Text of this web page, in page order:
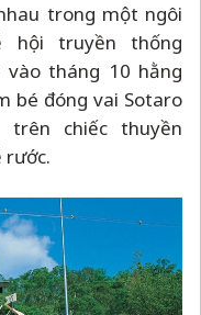
trong một ngôi
hội truyền thống
vào tháng 10 hằng
bé đóng vai Sotaro
chiếc thuyền
rước.